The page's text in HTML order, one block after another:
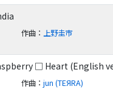
作曲 ： 上野圭市
□ Heart (English
作曲 ：jun (TEЯRA)